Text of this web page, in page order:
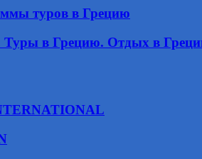
туров в Грецию
Туры в Грецию. Отдых в